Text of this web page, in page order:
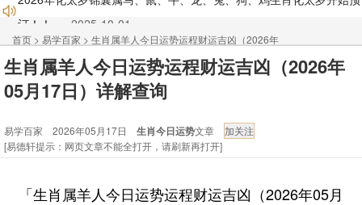
2026丙午年铁笔居士精批年运说明
2025-10-12
易德轩首席风水大师铁笔居士简介！！
2021-9-2
易德轩通告：本网站易德轩商标及LOGO注册声明
体验！！
2025-07-01
易德轩网重构及升能完成，欢迎大家来体验新程序及感觉！！
首页 > 易学百家 > 生肖属羊人今日运势运程财运吉凶（2026年
05月17日）详解查询
生肖属羊人今日运势运程财运吉凶（2026年
05月17日）详解查询
易学百家 2026年05月17日 生肖今日运势文章
[易德轩提示：网页文章不能全打开，请刷新再打开]
「生肖属羊人今日运势运程财运吉凶（2026年05月